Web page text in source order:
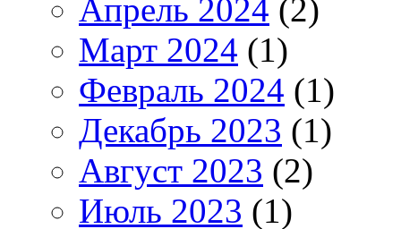
Апрель 2024 (2)
Март 2024 (1)
Февраль 2024 (1)
Декабрь 2023 (1)
Август 2023 (2)
Июль 2023 (1)